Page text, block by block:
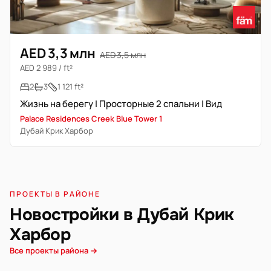
AED 3,3 млн AED 3,5 млн
AED 2 989 / ft²
2
3 1 121 ft²
Жизнь на берегу | Просторные 2 спальни | Вид
Palace Residences Creek Blue Tower 1
Дубай Крик Харбор
ПРОЕКТЫ В РАЙОНЕ
Новостройки в Дубай Крик
Харбор
Все проекты района →